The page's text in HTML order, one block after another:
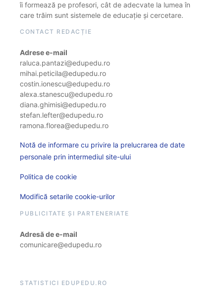
îi formează pe profesori, cât de adecvate la lumea în
care trăim sunt sistemele de educație și cercetare.
CONTACT REDACȚIE
Adrese e-mail
raluca.pantazi@edupedu.ro
mihai.peticila@edupedu.ro
costin.ionescu@edupedu.ro
alexa.stanescu@edupedu.ro
diana.ghimisi@edupedu.ro
stefan.lefter@edupedu.ro
ramona.florea@edupedu.ro
Notă de informare cu privire la prelucrarea de date
personale prin intermediul site-ului
Politica de cookie
Modifică setarile cookie-urilor
PUBLICITATE ȘI PARTENERIATE
Adresă de e-mail
comunicare@edupedu.ro
STATISTICI EDUPEDU.RO